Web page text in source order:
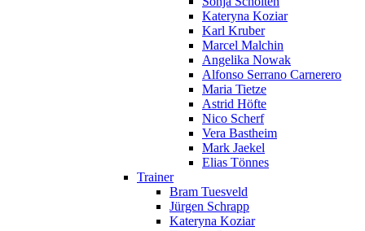
Kateryna Koziar
Karl Kruber
Marcel Malchin
Angelika Nowak
Alfonso Serrano Carnerero
Maria Tietze
Astrid Höfte
Nico Scherf
Vera Bastheim
Mark Jaekel
Elias Tönnes
Trainer
Bram Tuesveld
Jürgen Schrapp
Kateryna Koziar